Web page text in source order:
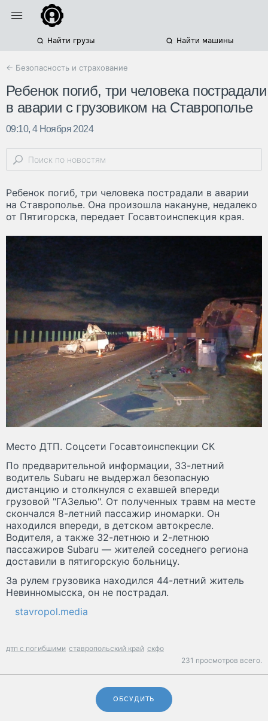
Найти грузы Найти машины
← Безопасность и страхование
Ребенок погиб, три человека пострадали
в аварии с грузовиком на Ставрополье
09:10, 4 Ноября 2024
Ребенок погиб, три человека пострадали в аварии
на Ставрополье. Она произошла накануне, недалеко
от Пятигорска, передает Госавтоинспекция края.
Место ДТП. Соцсети Госавтоинспекции СК
По предварительной информации, 33-летний
водитель Subaru не выдержал безопасную
дистанцию и столкнулся с ехавшей впереди
грузовой "ГАЗелью". От полученных травм на месте
скончался 8-летний пассажир иномарки. Он
находился впереди, в детском автокресле.
Водителя, а также 32-летнюю и 2-летнюю
пассажиров Subaru — жителей соседнего региона
доставили в пятигорскую больницу.
За рулем грузовика находился 44-летний житель
Невинномысска, он не пострадал.
stavropol.media
дтп с погибшими ставропольский край скфо
231 просмотров всего.
ОБСУДИТЬ